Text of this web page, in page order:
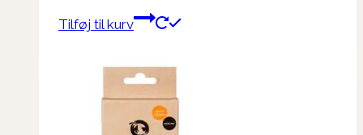
Tilføj til kurv